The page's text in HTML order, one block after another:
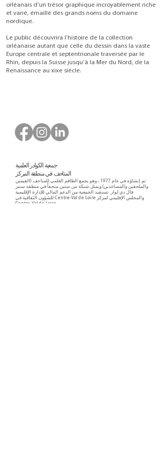
orléanais d’un trésor graphique incroyablement riche
et varié, émaillé des grands noms du domaine
nordique.
Le public découvrira l’histoire de la collection
orléanaise autant que celle du dessin dans la vaste
Europe centrale et septentrionale traversée par le
Rhin, depuis la Suisse jusqu’à la Mer du Nord, de la
Renaissance au xixe siècle.
جمعية الكوادر العلمية
تم إنشاؤه في عام 1977 ، وهو يجمع الطاقم العلمي للمتاحف (القيمين
والملحقين والمساعدين) ويمثل شبكة من ستين متحفاً في منطقة سنتر
فال دي لوار. تستفيد الجمعية من الدعم المالي للإدارة الإقليمية
للشؤون الثقافية في Centre-Val de Loire والمجلس الإقليمي لمركز
Centre-Val de Loire.